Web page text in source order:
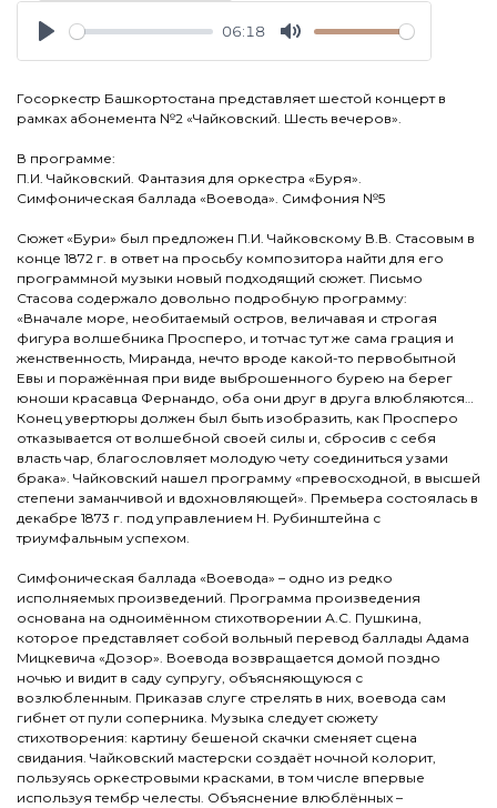
06:18
Госоркестр Башкортостана представляет шестой концерт в
рамках абонемента №2 «Чайковский. Шесть вечеров».
В программе:
П.И. Чайковский. Фантазия для оркестра «Буря».
Симфоническая баллада «Воевода». Симфония №5
Сюжет «Бури» был предложен П.И. Чайковскому В.В. Стасовым в
конце 1872 г. в ответ на просьбу композитора найти для его
программной музыки новый подходящий сюжет. Письмо
Стасова содержало довольно подробную программу:
«Вначале море, необитаемый остров, величавая и строгая
фигура волшебника Просперо, и тотчас тут же сама грация и
женственность, Миранда, нечто вроде какой-то первобытной
Евы и поражённая при виде выброшенного бурею на берег
юноши красавца Фернандо, оба они друг в друга влюбляются…
Конец увертюры должен был быть изобразить, как Просперо
отказывается от волшебной своей силы и, сбросив с себя
власть чар, благословляет молодую чету соединиться узами
брака». Чайковский нашел программу «превосходной, в высшей
степени заманчивой и вдохновляющей». Премьера состоялась в
декабре 1873 г. под управлением Н. Рубинштейна с
триумфальным успехом.
Симфоническая баллада «Воевода» – одно из редко
исполняемых произведений. Программа произведения
основана на одноимённом стихотворении А.С. Пушкина,
которое представляет собой вольный перевод баллады Адама
Мицкевича «Дозор». Воевода возвращается домой поздно
ночью и видит в саду супругу, объясняющуюся с
возлюбленным. Приказав слуге стрелять в них, воевода сам
гибнет от пули соперника. Музыка следует сюжету
стихотворения: картину бешеной скачки сменяет сцена
свидания. Чайковский мастерски создаёт ночной колорит,
пользуясь оркестровыми красками, в том числе впервые
используя тембр челесты. Объяснение влюблённых –